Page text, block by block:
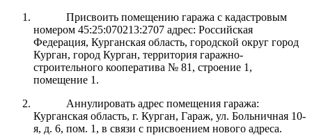
Присвоить помещению гаража с кадастровым
номером 45:25:070213:2707 адрес: Российская
Федерация, Курганская область, городской округ город
Курган, город Курган, территория гаражно-
строительного кооператива № 81, строение 1,
помещение 1.
Аннулировать адрес помещения гаража:
Курганская область, г. Курган, Гараж, ул. Больничная 10-
я, д. 6, пом. 1, в связи с присвоением нового адреса.